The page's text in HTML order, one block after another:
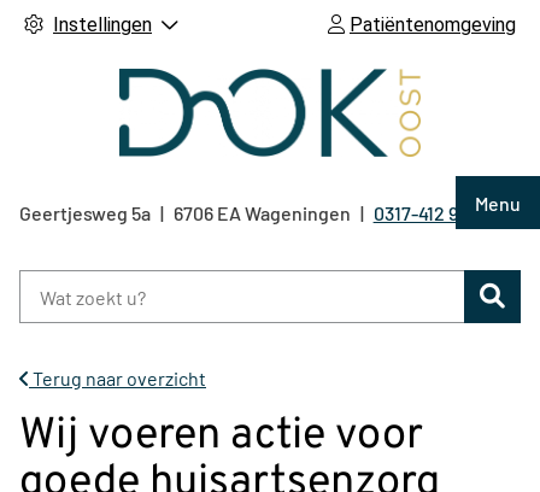
Instellingen Patiëntenomgeving
Menu
Geertjesweg 5a 6706 EA Wageningen Tel:
0317-412 921
Terug naar overzicht
Wij voeren actie voor